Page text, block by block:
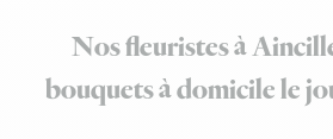
Nos fleuristes à
bouquets à domicile le